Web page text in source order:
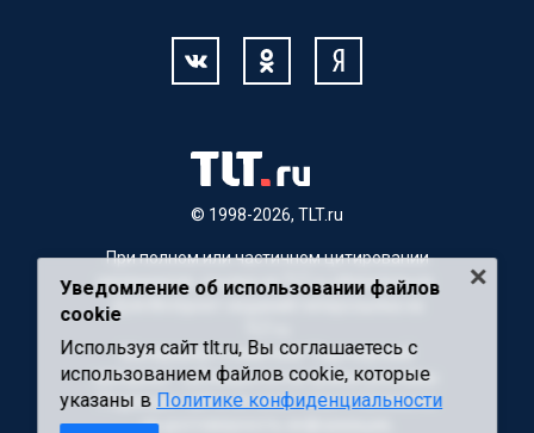
© 1998-2026, TLT.ru
При полном или частичном цитировании
материалов, ссылка на TLT.ru обязательна.
Для Интернет-изданий гиперссылка на
Материалы с пометкой "Партнерский
материал" публикуются на правах рекламы.
Редакция сайта не несет ответственности
за достоверность информации,
Уведомление об использовании файлов
cookie
Используя сайт tlt.ru, Вы соглашаетесь с
использованием файлов cookie, которые
указаны в Политике конфиденциальности